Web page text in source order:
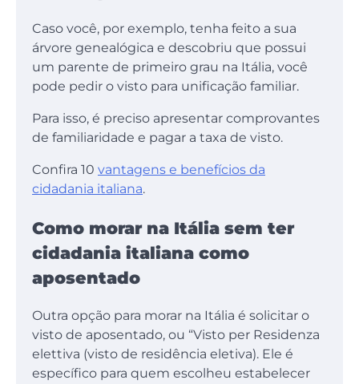
Caso você, por exemplo, tenha feito a sua
árvore genealógica e descobriu que possui
um parente de primeiro grau na Itália, você
pode pedir o visto para unificação familiar.
Para isso, é preciso apresentar comprovantes
de familiaridade e pagar a taxa de visto.
Confira 10 vantagens e benefícios da
cidadania italiana.
Como morar na Itália sem ter
cidadania italiana como
aposentado
Outra opção para morar na Itália é solicitar o
visto de aposentado, ou “Visto per Residenza
elettiva (visto de residência eletiva). Ele é
específico para quem escolheu estabelecer